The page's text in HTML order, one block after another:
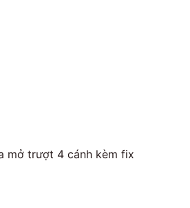
mở trượt 4 cánh kèm fix